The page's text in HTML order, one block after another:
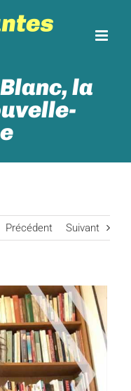
la
Précédent Suivant